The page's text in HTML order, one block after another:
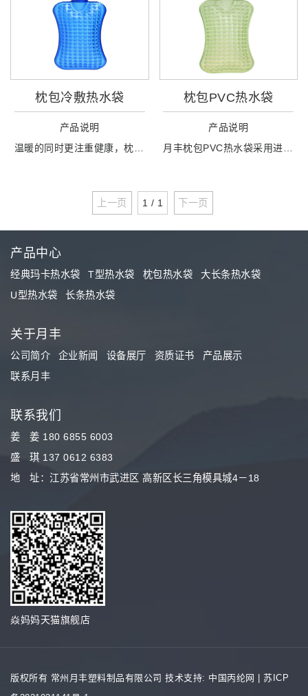
枕包冷敷热水袋
产品说明
枕包PVC热水袋​
产品说明
上一页 1 / 1 下一页
产品中心
经典玛卡热水袋 T型热水袋 枕包热水袋
大长条热水袋
U型热水袋
长条热水袋
关于月丰
公司简介 企业新闻 设备展厅 资质证书
产品展示
联系月丰
联系我们
姜 姜 180 6855 6003
盛 琪 137 0612 6383
地 址：江苏省常州市武进区 高新区长三角模具城4－18
焱妈妈天猫旗舰店
版权所有 常州月丰塑料制品有限公司 技术支持: 中国丙纶网
苏ICP